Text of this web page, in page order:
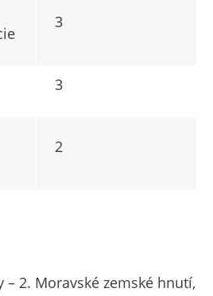
3
3
2
– 2. Moravské zemské hnutí,